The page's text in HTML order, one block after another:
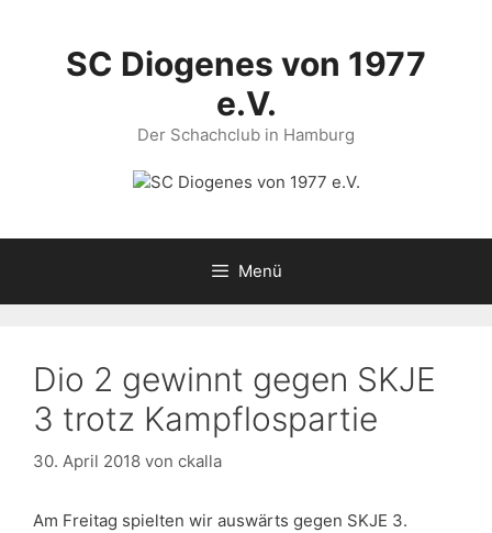
springenSC Diogenes von 1977
e.V.
Der Schachclub in Hamburg
Menü
Dio 2 gewinnt gegen SKJE
3 trotz Kampflospartie
30. April 2018 von ckalla
Am Freitag spielten wir auswärts gegen SKJE 3.